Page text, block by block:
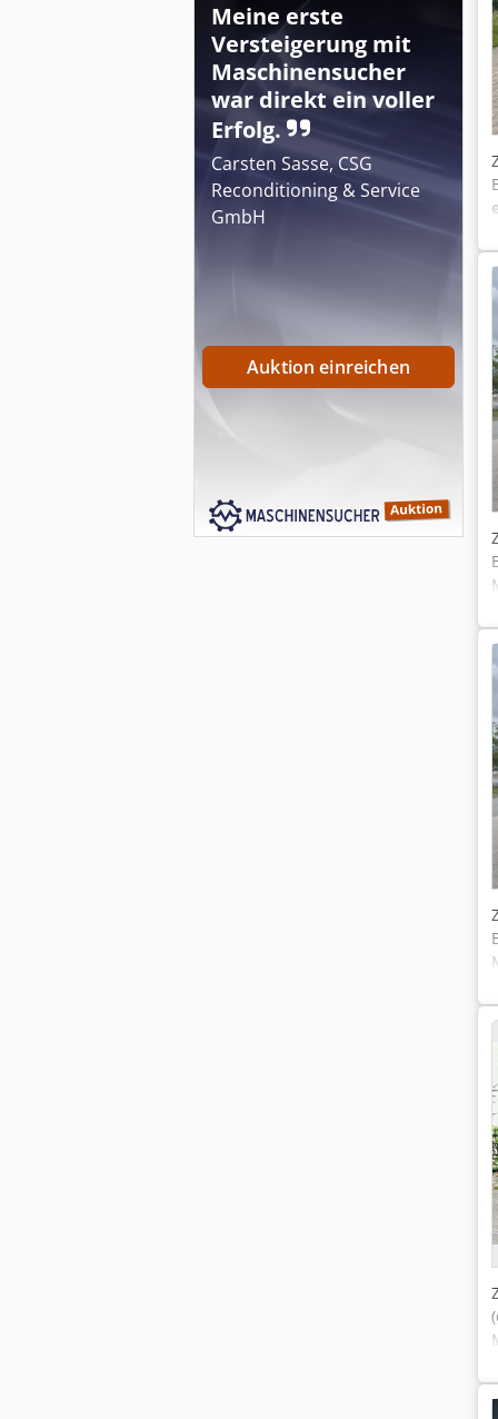
Meine erste
Versteigerung mit
Maschinensucher
war direkt ein voller
Erfolg.
Carsten Sasse, CSG
Reconditioning & Service
GmbH
Auktion einreichen